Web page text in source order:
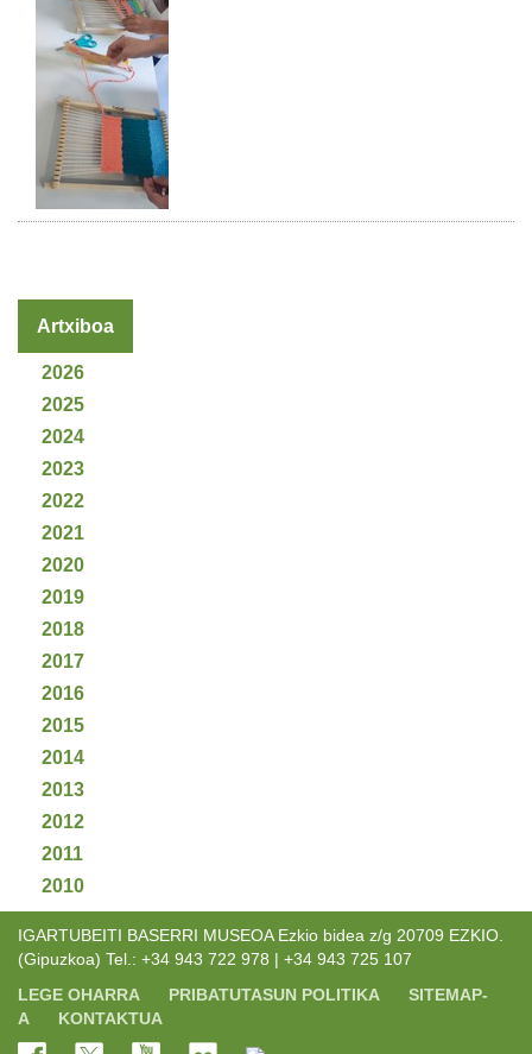
Artxiboa
2026
2025
2024
2023
2022
2021
2020
2019
2018
2017
2016
2015
2014
2013
2012
2011
2010
IGARTUBEITI BASERRI MUSEOA Ezkio bidea z/g 20709 EZKIO.
(Gipuzkoa) Tel.: +34 943 722 978 | +34 943 725 107
LEGE OHARRA
PRIBATUTASUN POLITIKA
SITEMAP-
A
KONTAKTUA